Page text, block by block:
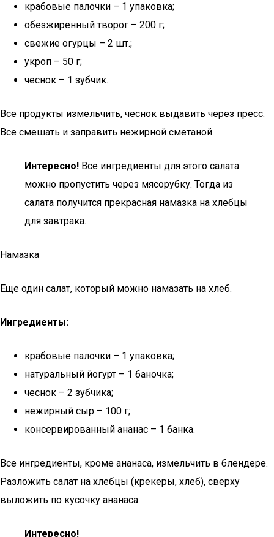
крабовые палочки – 1 упаковка;
обезжиренный творог – 200 г;
свежие огурцы – 2 шт.;
укроп – 50 г;
чеснок – 1 зубчик.
Все продукты измельчить, чеснок выдавить через пресс.
Все смешать и заправить нежирной сметаной.
Интересно! Все ингредиенты для этого салата
можно пропустить через мясорубку. Тогда из
салата получится прекрасная намазка на хлебцы
для завтрака.
Намазка
Еще один салат, который можно намазать на хлеб.
Ингредиенты:
крабовые палочки – 1 упаковка;
натуральный йогурт – 1 баночка;
чеснок – 2 зубчика;
нежирный сыр – 100 г;
консервированный ананас – 1 банка.
Все ингредиенты, кроме ананаса, измельчить в блендере.
Разложить салат на хлебцы (крекеры, хлеб), сверху
выложить по кусочку ананаса.
Интересно!